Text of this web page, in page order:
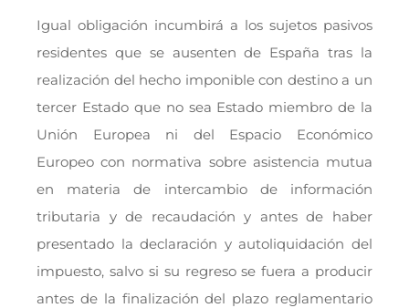
Igual obligación incumbirá a los sujetos pasivos
residentes que se ausenten de España tras la
realización del hecho imponible con destino a un
tercer Estado que no sea Estado miembro de la
Unión Europea ni del Espacio Económico
Europeo con normativa sobre asistencia mutua
en materia de intercambio de información
tributaria y de recaudación y antes de haber
presentado la declaración y autoliquidación del
impuesto, salvo si su regreso se fuera a producir
antes de la finalización del plazo reglamentario